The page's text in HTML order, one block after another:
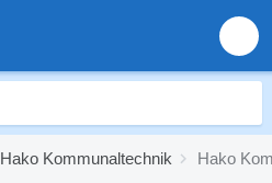
Hako Kommunaltechnik Hako